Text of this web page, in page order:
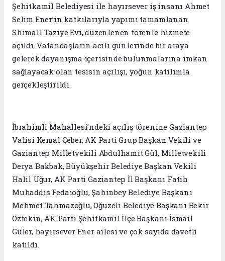
Şehitkamil Belediyesi ile hayırsever iş insanı Ahmet
Selim Ener’in katkılarıyla yapımı tamamlanan
Shimall Taziye Evi, düzenlenen törenle hizmete
açıldı. Vatandaşların acılı günlerinde bir araya
gelerek dayanışma içerisinde bulunmalarına imkan
sağlayacak olan tesisin açılışı, yoğun katılımla
gerçekleştirildi.
İbrahimli Mahallesi’ndeki açılış törenine Gaziantep
Valisi Kemal Çeber, AK Parti Grup Başkan Vekili ve
Gaziantep Milletvekili Abdulhamit Gül, Milletvekili
Derya Bakbak, Büyükşehir Belediye Başkan Vekili
Halil Uğur, AK Parti Gaziantep İl Başkanı Fatih
Muhaddis Fedaioğlu, Şahinbey Belediye Başkanı
Mehmet Tahmazoğlu, Oğuzeli Belediye Başkanı Bekir
Öztekin, AK Parti Şehitkamil İlçe Başkanı İsmail
Güler, hayırsever Ener ailesi ve çok sayıda davetli
katıldı.